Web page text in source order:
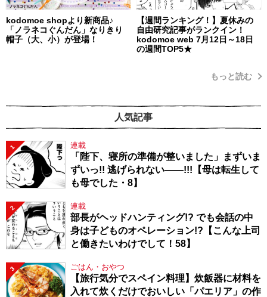
kodomoe shopより新商品♪
「ノラネコぐんだん」なりきり
帽子（大、小）が登場！
【週間ランキング！】夏休みの
自由研究記事がランクイン！
kodomoe web 7月12日～18日
の週間TOP5★
もっと読む
人気記事
1 連載
「陛下、寝所の準備が整いました」まずいま
ずいっ!! 逃げられない――!!!【母は転生して
も母でした・8】
2 連載
部長がヘッドハンティング!? でも会話の中
身は子どものオペレーション!?【こんな上司
と働きたいわけでして！58】
3 ごはん・おやつ
【旅行気分でスペイン料理】炊飯器に材料を
入れて炊くだけでおいしい「パエリア」の作